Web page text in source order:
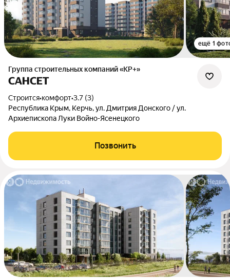
ещё 1
Группа строительных компаний «КР+»
САНСЕТ
Строится•комфорт•3.7 (3)
Республика Крым, Керчь, ул. Дмитрия Донского / ул.
Архиепископа Луки Войно-Ясенецкого
Позвонить